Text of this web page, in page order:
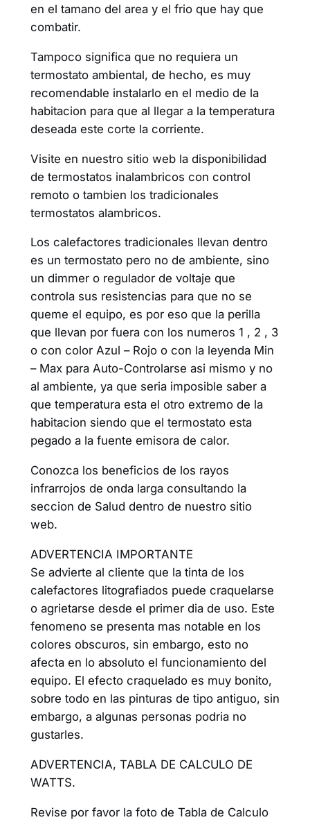
en el tamano del area y el frio que hay que
combatir.
Tampoco significa que no requiera un
termostato ambiental, de hecho, es muy
recomendable instalarlo en el medio de la
habitacion para que al llegar a la temperatura
deseada este corte la corriente.
Visite en nuestro sitio web la disponibilidad
de termostatos inalambricos con control
remoto o tambien los tradicionales
termostatos alambricos.
Los calefactores tradicionales llevan dentro
es un termostato pero no de ambiente, sino
un dimmer o regulador de voltaje que
controla sus resistencias para que no se
queme el equipo, es por eso que la perilla
que llevan por fuera con los numeros 1 , 2 , 3
o con color Azul – Rojo o con la leyenda Min
– Max para Auto-Controlarse asi mismo y no
al ambiente, ya que seria imposible saber a
que temperatura esta el otro extremo de la
habitacion siendo que el termostato esta
pegado a la fuente emisora de calor.
Conozca los beneficios de los rayos
infrarrojos de onda larga consultando la
seccion de Salud dentro de nuestro sitio
web.
ADVERTENCIA IMPORTANTE
Se advierte al cliente que la tinta de los
calefactores litografiados puede craquelarse
o agrietarse desde el primer dia de uso. Este
fenomeno se presenta mas notable en los
colores obscuros, sin embargo, esto no
afecta en lo absoluto el funcionamiento del
equipo. El efecto craquelado es muy bonito,
sobre todo en las pinturas de tipo antiguo, sin
embargo, a algunas personas podria no
gustarles.
ADVERTENCIA, TABLA DE CALCULO DE
WATTS.
Revise por favor la foto de Tabla de Calculo